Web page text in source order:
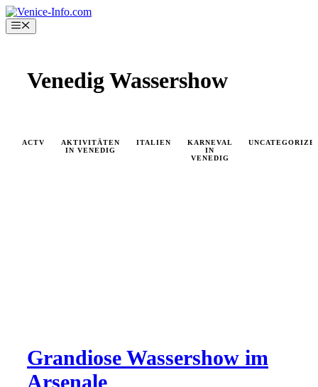
Skip
to
content
Menu
Venedig Wassershow
ACTV
AKTIVITÄTEN
IN VENEDIG
ITALIEN
KARNEVAL
IN
VENEDIG
Grandiose Wassershow im
Arsenale